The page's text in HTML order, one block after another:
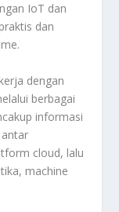
IoT dan
dan
dengan
berbagai
informasi
cloud, lalu
machine